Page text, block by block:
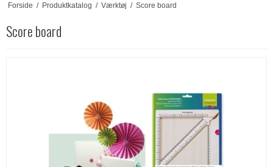
Forside / Produktkatalog / Værktøj / Score board
Score board